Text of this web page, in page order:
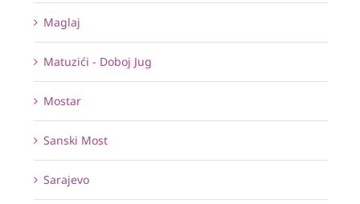
Maglaj
Matuzići - Doboj Jug
Mostar
Sanski Most
Sarajevo